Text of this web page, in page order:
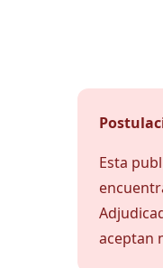
Esta
aceptan